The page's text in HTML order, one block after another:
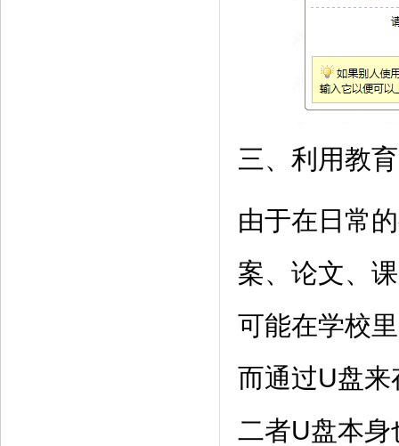
三、利用教
由于在日常
案、论文、
可能在学校
而通过U盘
二者U盘本